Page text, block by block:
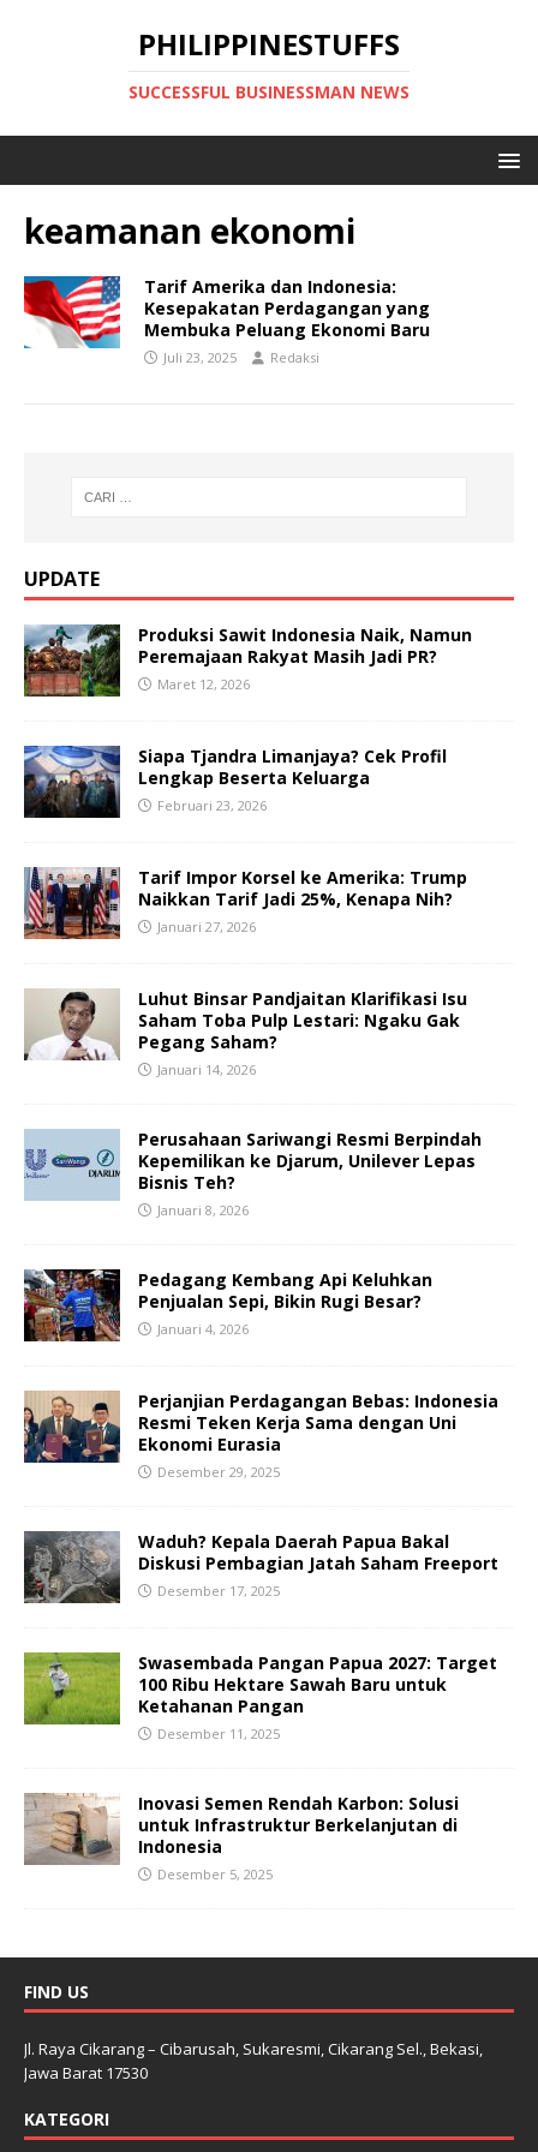
PHILIPPINESTUFFS
SUCCESSFUL BUSINESSMAN NEWS
keamanan ekonomi
Tarif Amerika dan Indonesia:
Kesepakatan Perdagangan yang
Membuka Peluang Ekonomi Baru
Juli 23, 2025 Redaksi
UPDATE
Produksi Sawit Indonesia Naik, Namun
Peremajaan Rakyat Masih Jadi PR?
Maret 12, 2026
Siapa Tjandra Limanjaya? Cek Profil
Lengkap Beserta Keluarga
Februari 23, 2026
Tarif Impor Korsel ke Amerika: Trump
Naikkan Tarif Jadi 25%, Kenapa Nih?
Januari 27, 2026
Luhut Binsar Pandjaitan Klarifikasi Isu
Saham Toba Pulp Lestari: Ngaku Gak
Pegang Saham?
Januari 14, 2026
Perusahaan Sariwangi Resmi Berpindah
Kepemilikan ke Djarum, Unilever Lepas
Bisnis Teh?
Januari 8, 2026
Pedagang Kembang Api Keluhkan
Penjualan Sepi, Bikin Rugi Besar?
Januari 4, 2026
Perjanjian Perdagangan Bebas: Indonesia
Resmi Teken Kerja Sama dengan Uni
Ekonomi Eurasia
Desember 29, 2025
Waduh? Kepala Daerah Papua Bakal
Diskusi Pembagian Jatah Saham Freeport
Desember 17, 2025
Swasembada Pangan Papua 2027: Target
100 Ribu Hektare Sawah Baru untuk
Ketahanan Pangan
Desember 11, 2025
Inovasi Semen Rendah Karbon: Solusi
untuk Infrastruktur Berkelanjutan di
Indonesia
Desember 5, 2025
FIND US
Jl. Raya Cikarang – Cibarusah, Sukaresmi, Cikarang Sel., Bekasi,
Jawa Barat 17530
KATEGORI